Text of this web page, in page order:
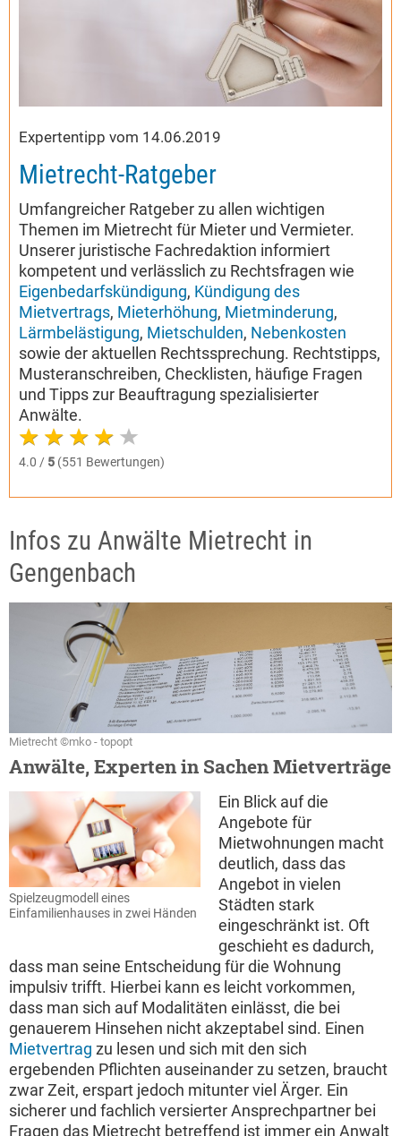
Expertentipp vom 14.06.2019
Mietrecht-Ratgeber
Umfangreicher Ratgeber zu allen wichtigen
Themen im Mietrecht für Mieter und Vermieter.
Unserer juristische Fachredaktion informiert
kompetent und verlässlich zu Rechtsfragen wie
Eigenbedarfskündigung, Kündigung des
Mietvertrags, Mieterhöhung, Mietminderung,
Lärmbelästigung, Mietschulden, Nebenkosten
sowie der aktuellen Rechtssprechung. Rechtstipps,
Musteranschreiben, Checklisten, häufige Fragen
und Tipps zur Beauftragung spezialisierter
Anwälte.
4.0 / 5 (551 Bewertungen)
Infos zu Anwälte Mietrecht in
Gengenbach
Mietrecht ©mko - topopt
Anwälte, Experten in Sachen Mietverträge
Spielzeugmodell eines
Einfamilienhauses in zwei Händen
Ein Blick auf die
Angebote für
Mietwohnungen macht
deutlich, dass das
Angebot in vielen
Städten stark
eingeschränkt ist. Oft
geschieht es dadurch,
dass man seine Entscheidung für die Wohnung
impulsiv trifft. Hierbei kann es leicht vorkommen,
dass man sich auf Modalitäten einlässt, die bei
genauerem Hinsehen nicht akzeptabel sind. Einen
Mietvertrag zu lesen und sich mit den sich
ergebenden Pflichten auseinander zu setzen, braucht
zwar Zeit, erspart jedoch mitunter viel Ärger. Ein
sicherer und fachlich versierter Ansprechpartner bei
Fragen das Mietrecht betreffend ist immer ein Anwalt